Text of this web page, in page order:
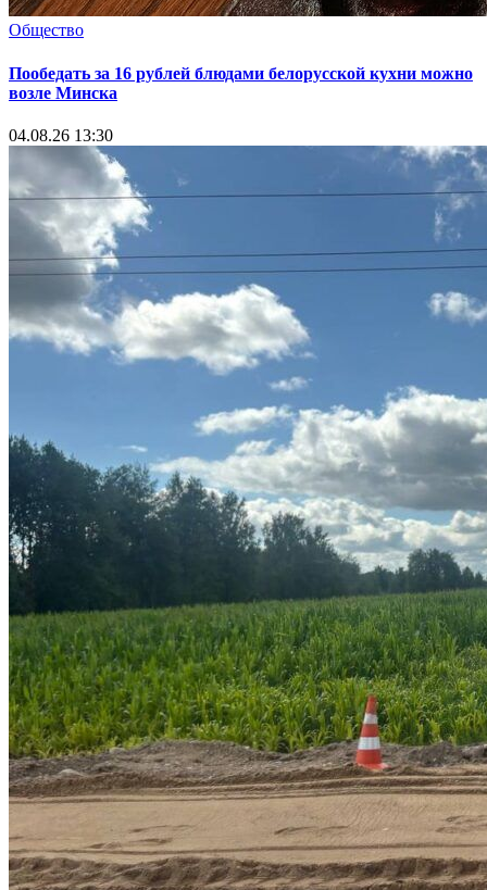
Общество
Пообедать за 16 рублей блюдами белорусской кухни можно
возле Минска
04.08.26 13:30